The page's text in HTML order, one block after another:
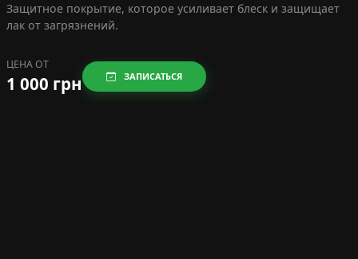
Защитное покрытие, которое усиливает блеск и защищает
лак от загрязнений.
ЦЕНА ОТ
1 000 грн ЗАПИСАТЬСЯ